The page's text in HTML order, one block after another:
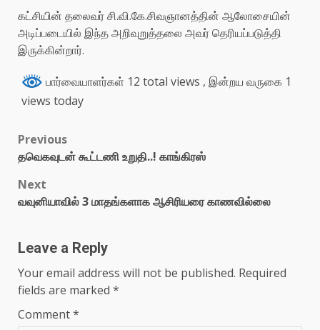
கட்சியின் தலைவர் சி.வி.கே.சிவஞானத்தின் ஆலோசையின்
அடிப்படையில் இந்த அறிவுறுத்தலை அவர் தெரியப்படுத்தி
இருக்கின்றார்.
பார்வையாளர்கள் 12 total views , இன்றய வருகை 1
views today
Previous
தவெகவுடன் கூட்டணி உறுதி..! காங்கிரஸ்
Next
வவுனியாவில் 3 மாதங்களாக ஆசிரியரை காணவில்லை
Leave a Reply
Your email address will not be published. Required
fields are marked *
Comment*